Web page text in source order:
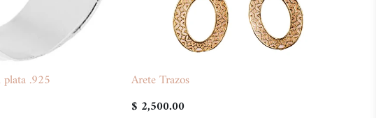
.925
Arete Trazos
$ 2,500.00